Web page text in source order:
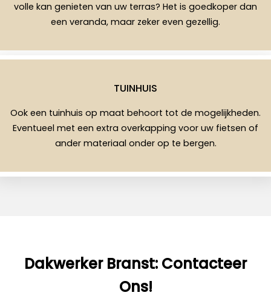
volle kan genieten van uw terras? Het is goedkoper dan
een veranda, maar zeker even gezellig.
TUINHUIS
Ook een tuinhuis op maat behoort tot de mogelijkheden.
Eventueel met een extra overkapping voor uw fietsen of
ander materiaal onder op te bergen.
Dakwerker Branst: Contacteer
Ons!